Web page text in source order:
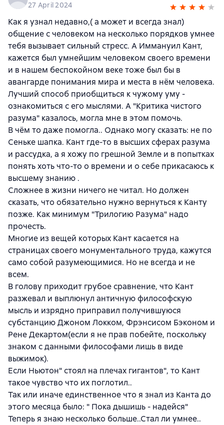
27 April 2024
Как я узнал недавно,( а может и всегда знал)
общение с человеком на несколько порядков умнее
тебя вызывает сильный стресс. А Иммануил Кант,
кажется был умнейшим человеком своего времени
и в нашем беспокойном веке тоже был бы в
авангарде понимания мира и места в нём человека.
Лучший способ приобщиться к чужому уму -
ознакомиться с его мыслями. А "Критика чистого
разума" казалось, могла мне в этом помочь.
В чём то даже помогла.. Однако могу сказать: не по
Сеньке шапка. Кант где-то в высших сферах разума
и рассудка, а я хожу по грешной Земле и в попытках
понять хоть что-то о времени и о себе прикасаюсь к
высшему знанию .
Сложнее в жизни ничего не читал. Но должен
сказать, что обязательно нужно вернуться к Канту
позже. Как минимум "Трилогию Разума" надо
прочесть.
Многие из вещей которых Кант касается на
страницах своего монументального труда, кажутся
само собой разумеющимися. Но не всегда и не
всем.
В голову приходит грубое сравнение, что Кант
разжевал и выплюнул античную философскую
мысль и изрядно приправил получившуюся
субстанцию Джоном Локком, Фрэнсисом Бэконом и
Рене Декартом(если я не прав побейте, поскольку
знаком с данными философами лишь в виде
выжимок).
Если Ньютон" стоял на плечах гигантов", то Кант
такое чувство что их поглотил..
Так или иначе единственное что я знал из Канта до
этого месяца было: " Пока дышишь - надейся"
Теперь я знаю несколько больше..Стал ли умнее..